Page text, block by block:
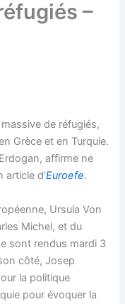
–
massive de réfugiés,
Grèce et en Turquie.
affirme ne
article d’Euroefe.
Ursula Von
Michel, et du
sont rendus mardi 3
côté, Josep
la politique
pour évoquer la